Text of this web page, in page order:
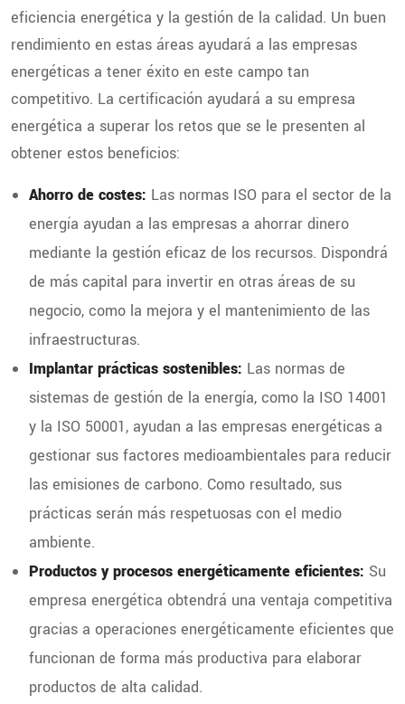
eficiencia energética y la gestión de la calidad. Un buen
rendimiento en estas áreas ayudará a las empresas
energéticas a tener éxito en este campo tan
competitivo. La certificación ayudará a su empresa
energética a superar los retos que se le presenten al
obtener estos beneficios:
Ahorro de costes: Las normas ISO para el sector de la
energía ayudan a las empresas a ahorrar dinero
mediante la gestión eficaz de los recursos. Dispondrá
de más capital para invertir en otras áreas de su
negocio, como la mejora y el mantenimiento de las
infraestructuras.
Implantar prácticas sostenibles: Las normas de
sistemas de gestión de la energía, como la ISO 14001
y la ISO 50001, ayudan a las empresas energéticas a
gestionar sus factores medioambientales para reducir
las emisiones de carbono. Como resultado, sus
prácticas serán más respetuosas con el medio
ambiente.
Productos y procesos energéticamente eficientes: Su
empresa energética obtendrá una ventaja competitiva
gracias a operaciones energéticamente eficientes que
funcionan de forma más productiva para elaborar
productos de alta calidad.